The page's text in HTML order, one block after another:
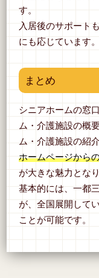
す。
入居後のサポート
にも応じています。
まとめ
シニアホームの窓
ム・介護施設の概
ム・介護施設の紹
ホームページから
が大きな魅力となり
基本的には、一都
が、全国展開して
ことが可能です。